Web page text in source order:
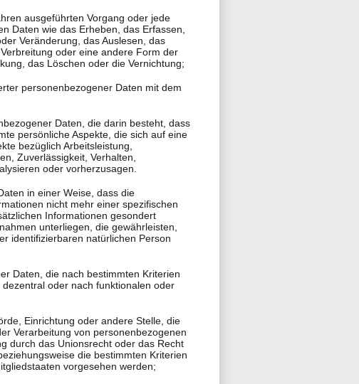
ausgeführten Vorgang oder jede
Daten wie das Erheben, das Erfassen,
Veränderung, das Auslesen, das
oder eine andere Form der
das Löschen oder die Vernichtung;
personenbezogener Daten mit dem
Daten, die darin besteht, dass
persönliche Aspekte, die sich auf eine
bezüglich Arbeitsleistung,
Zuverlässigkeit, Verhalten,
oder vorherzusagen.
in einer Weise, dass die
nicht mehr einer spezifischen
Informationen gesondert
unterliegen, die gewährleisten,
identifizierbaren natürlichen Person
Daten, die nach bestimmten Kriterien
oder nach funktionalen oder
Einrichtung oder andere Stelle, die
Verarbeitung von personenbezogenen
durch das Unionsrecht oder das Recht
die bestimmten Kriterien
vorgesehen werden;